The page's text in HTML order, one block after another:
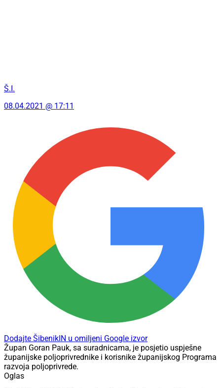
Š.I.
08.04.2021 @ 17:11
Dodajte ŠibenikIN u omiljeni Google izvor
Župan Goran Pauk, sa suradnicama, je posjetio uspješne
županijske poljoprivrednike i korisnike županijskog Programa
razvoja poljoprivrede.
Oglas